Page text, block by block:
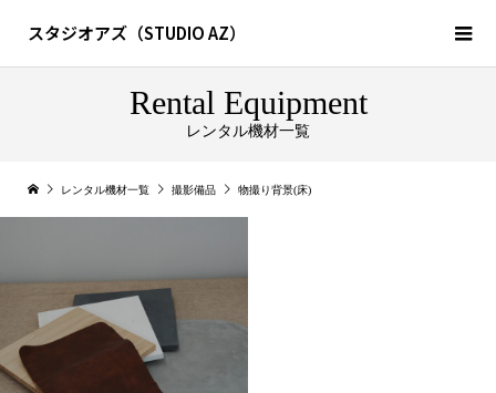
スタジオアズ（STUDIO AZ）
Rental Equipment
レンタル機材一覧
レンタル機材一覧 撮影備品 物撮り背景(床)